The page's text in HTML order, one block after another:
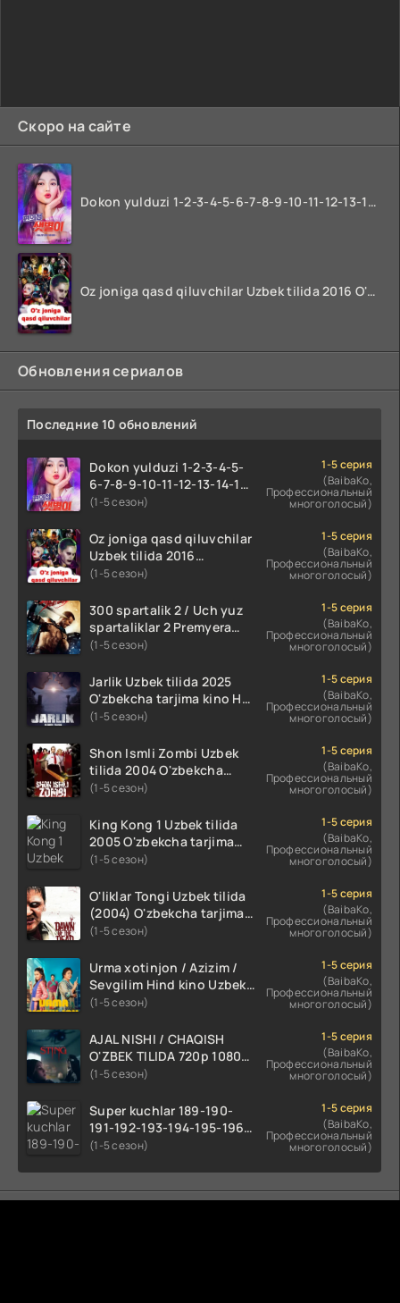
Скоро на сайте
Dokon yulduzi 1-2-3-4-5-6-7-8-9-10-11-12-13-14-15-16-17 Qism Uzbek tilida koreya seryali barcha qismlari o'zbek tilida
Oz joniga qasd qiluvchilar Uzbek tilida 2016 O'zbekcha tarjima kino 720p HD skachat
Обновления сериалов
Последние 10 обновлений
Dokon yulduzi 1-2-3-4-5-
6-7-8-9-10-11-12-13-14-15-
16-17 Qism Uzbek tilida
qismlari o'zbek tilida
(1-5 сезон)
1-5 серия
(BaibaKo,
Профессиональный
многоголосый)
Oz joniga qasd qiluvchilar
Uzbek tilida 2016
O'zbekcha tarjima kino
(1-5 сезон)
1-5 серия
(BaibaKo,
Профессиональный
многоголосый)
300 spartalik 2 / Uch yuz
spartaliklar 2 Premyera
Uzbek tilida 2013
skachat
(1-5 сезон)
1-5 серия
(BaibaKo,
Профессиональный
многоголосый)
Jarlik Uzbek tilida 2025
O'zbekcha tarjima kino HD
skachat
(1-5 сезон)
1-5 серия
(BaibaKo,
Профессиональный
многоголосый)
Shon Ismli Zombi Uzbek
tilida 2004 O'zbekcha
tarjima kino HD skachat
(1-5 сезон)
1-5 серия
(BaibaKo,
Профессиональный
многоголосый)
King Kong 1 Uzbek tilida
2005 O'zbekcha tarjima
kino HD skachat
(1-5 сезон)
1-5 серия
(BaibaKo,
Профессиональный
многоголосый)
O'liklar Tongi Uzbek tilida
(2004) O'zbekcha tarjima
kino HD skachat
(1-5 сезон)
1-5 серия
(BaibaKo,
Профессиональный
многоголосый)
Urma xotinjon / Azizim /
Sevgilim Hind kino Uzbek
tilida 2022 O'zbekcha
(1-5 сезон)
1-5 серия
(BaibaKo,
Профессиональный
многоголосый)
AJAL NISHI / CHAQISH
O'ZBEK TILIDA 720p 1080p
Full HD (2024) Tarjima
(1-5 сезон)
1-5 серия
(BaibaKo,
Профессиональный
многоголосый)
Super kuchlar 189-190-
191-192-193-194-195-196-
197-198-199-200 Qism
tarjima seryal
(1-5 сезон)
1-5 серия
(BaibaKo,
Профессиональный
многоголосый)